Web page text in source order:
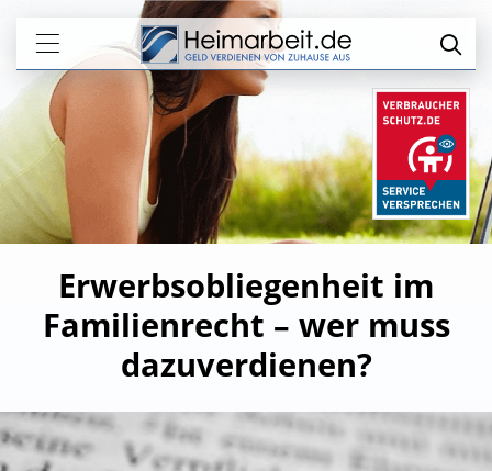
Erwerbsobliegenheit im
Familienrecht – wer muss
dazuverdienen?